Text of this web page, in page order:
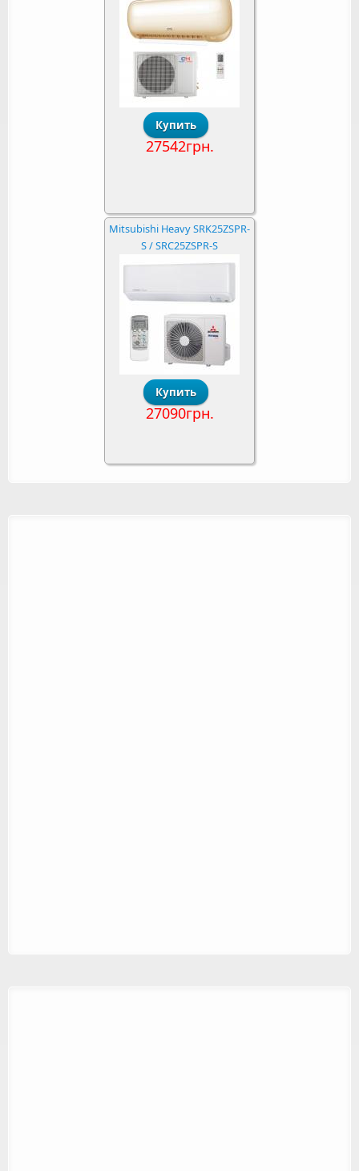
27542грн.
Mitsubishi Heavy SRK25ZSPR-
S / SRC25ZSPR-S
27090грн.